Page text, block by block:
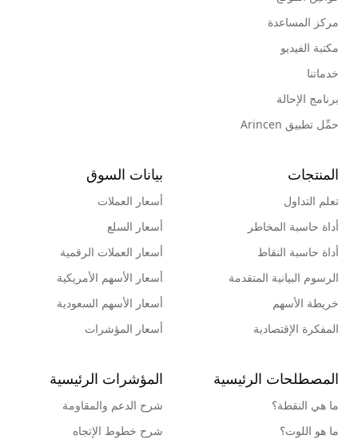
مركز المساعدة
مكتبة الفيديو
خدماتنا
برنامج الإحالة
حمِّل تطبيق Arincen
المنتجات
تعلم التداول
أداة حاسبة المخاطر
أداة حاسبة النقاط
الرسوم البيانية المتقدمة
خريطة الأسهم
المفكرة الإقتصادية
بيانات السوق
أسعار العملات
أسعار السلع
أسعار العملات الرقمية
أسعار الأسهم الأمريكية
أسعار الأسهم السعودية
أسعار المؤشرات
المصطلحات الرئيسية
ما هي النقطة؟
ما هو اللوت؟
المؤشرات الرئيسية
شرح الدعم والمقاومة
شرح خطوط الإتجاه